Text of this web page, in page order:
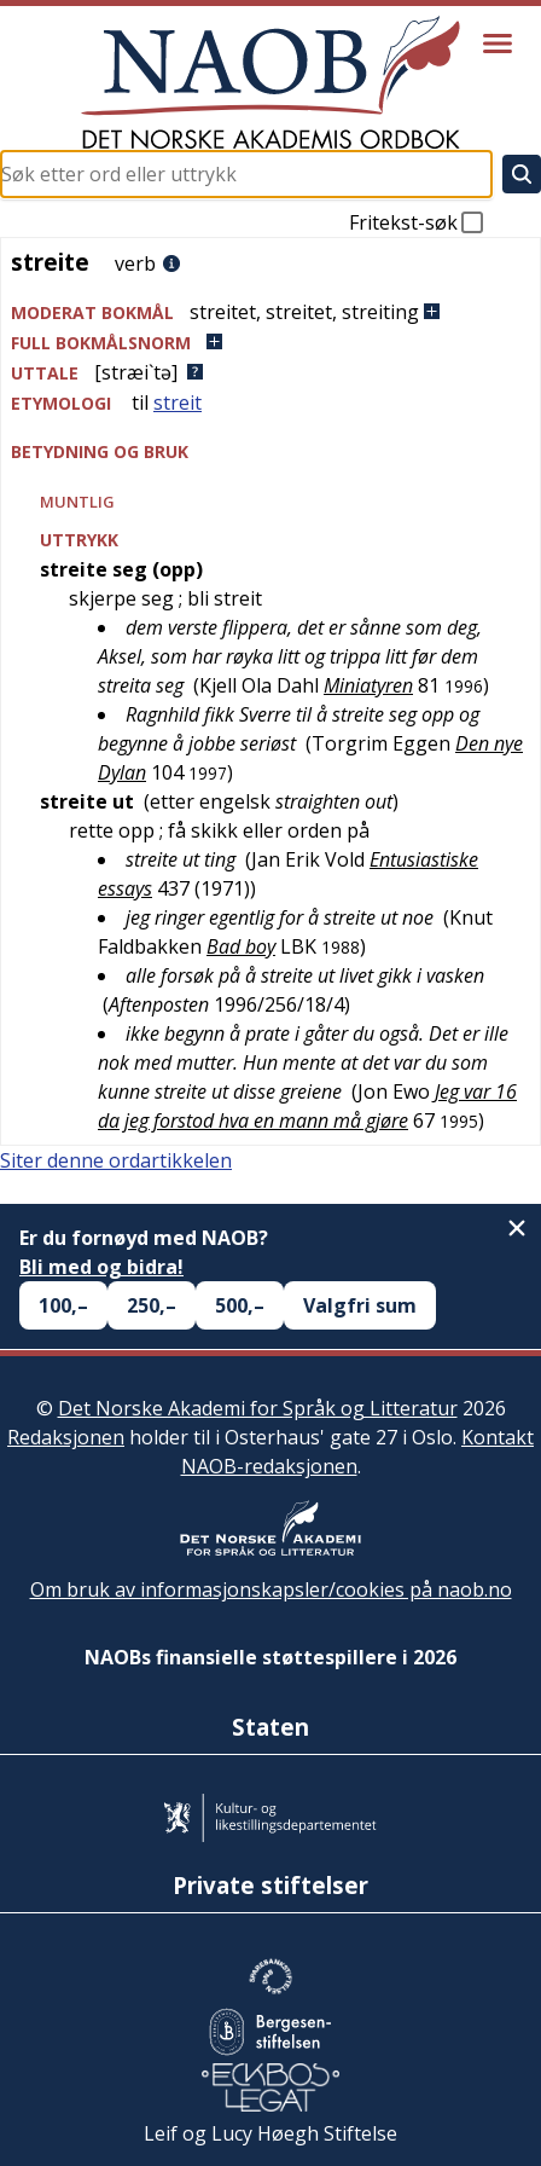
Fritekst-søk
streite
streite verb
MODERAT BOKMÅL streitet, streitet, streiting
FULL BOKMÅLSNORM
UTTALE
[stræi`tə]
ETYMOLOGI til streit
BETYDNING OG BRUK
MUNTLIG
UTTRYKK
streite seg (opp)
skjerpe seg; bli streit
dem verste flippera, det er sånne som deg,
Aksel, som har røyka litt og trippa litt før dem
streita seg (Kjell Ola Dahl Miniatyren81 1996)
Ragnhild fikk Sverre til å streite seg opp og
begynne å jobbe seriøst (Torgrim Eggen Den nye
Dylan 104 1997)
streite ut (etterengelskstraighten out)
rette opp ; få skikk eller orden på
streite ut ting (Jan Erik Vold Entusiastiske
essays 437 (1971))
jeg ringer egentlig for å streite ut noe (Knut
Faldbakken Bad boy LBK 1988)
alle forsøk på å streite ut livet gikk i vasken
(Aftenposten 1996/256/18/4)
ikke begynn å prate i gåter du også. Det er ille
nok med mutter. Hun mente at det var du som
kunne streite ut disse greiene (Jon Ewo Jeg var 16
da jeg forstod hva en mann må gjøre67 1995)
Siter denne ordartikkelen
Er du fornøyd med NAOB?
Bli med og bidra!
100,–
250,– 500,– Valgfri sum
© Det Norske Akademi for Språk og Litteratur2026
Redaksjonen holder til i Osterhaus' gate 27 i Oslo. Kontakt
NAOB-redaksjonen.
Om bruk av informasjonskapsler/cookies på naob.no
NAOBs finansielle støttespillere i 2026
Staten
Private stiftelser
Leif og Lucy Høegh Stiftelse